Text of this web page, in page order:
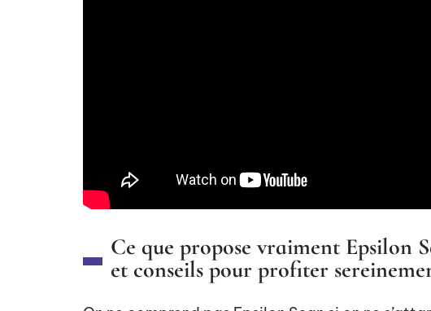
Ce que propose vraiment Epsilon
et conseils pour profiter